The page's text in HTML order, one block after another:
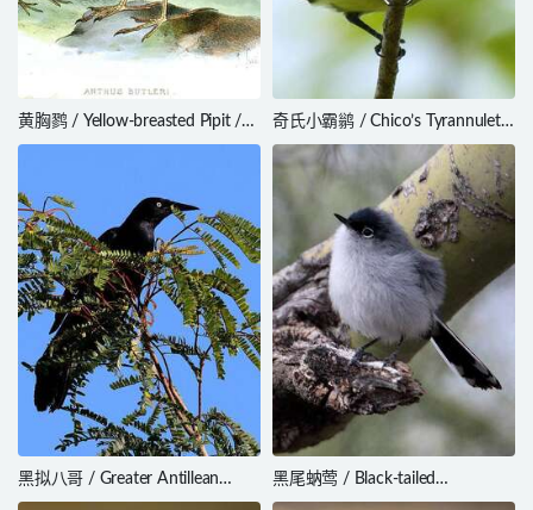
黄胸鹨 / Yellow-breasted Pipit /
Anthus chloris
奇氏小霸鹟 / Chico’s Tyrannulet /
Zimmerius chicomendesi
黑拟八哥 / Greater Antillean
Grackle / Quiscalus niger
黑尾蚋莺 / Black-tailed
Gnatcatcher / Polioptila melanura